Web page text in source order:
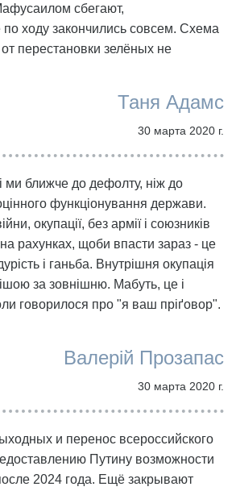
сбегают,
ходу закончились совсем. Схема
перестановки зелёных не
Таня Адамс
30 марта 2020 г.
ми ближче до дефолту, ніж до
функціонування держави.
окупації, без армії і союзників
рахунках, щоби впасти зараз - це
і ганьба. Внутрішня окупація
за зовнішню. Мабуть, це і
говорилося про "я ваш пріґовор".
Валерій Прозапас
30 марта 2020 г.
и перенос всероссийского
Путину возможности
2024 года. Ещё закрывают